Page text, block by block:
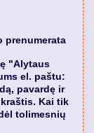
prenumerata
"Alytaus
el. paštu:
pavardę ir
Kai tik
tolimesnių